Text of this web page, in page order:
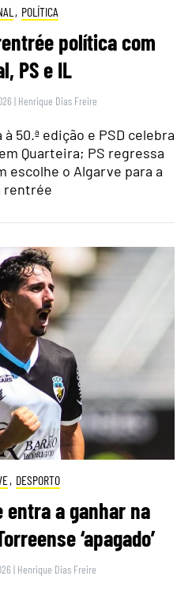
, POLÍTICA
política com
PS e IL
| Henrique Dias Freire
50.ª edição e PSD celebra
Quarteira; PS regressa
escolhe o Algarve para a
rentrée
, DESPORTO
entra a ganhar na
‘apagado’
| Henrique Dias Freire